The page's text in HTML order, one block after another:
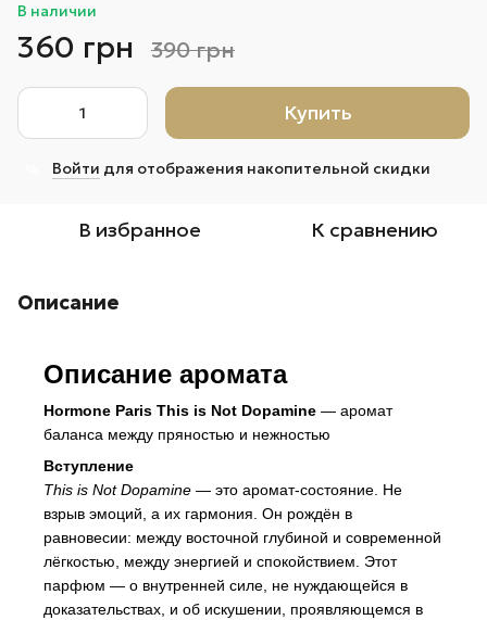
В наличии
360 грн 390 грн
Купить
Войти для отображения накопительной скидки
В избранное К сравнению
Описание
Описание аромата
Hormone Paris This is Not Dopamine — аромат
баланса между пряностью и нежностью
Вступление
This is Not Dopamine — это аромат-состояние. Не
взрыв эмоций, а их гармония. Он рождён в
равновесии: между восточной глубиной и современной
лёгкостью, между энергией и спокойствием. Этот
парфюм — о внутренней силе, не нуждающейся в
доказательствах, и об искушении, проявляющемся в